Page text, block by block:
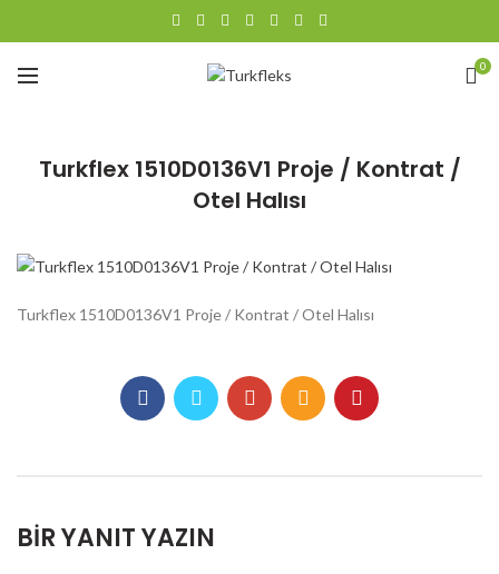
0
Turkflex 1510D0136V1 Proje / Kontrat /
Otel Halısı
Turkflex 1510D0136V1 Proje / Kontrat / Otel Halısı
BIR YANIT YAZIN